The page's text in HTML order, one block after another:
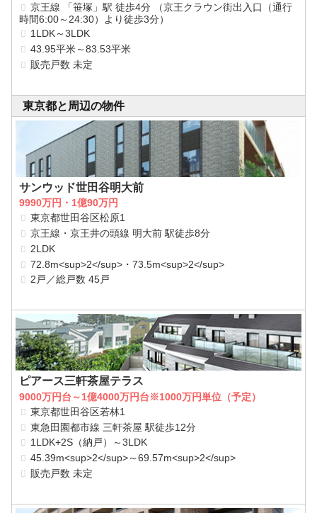
京王線 「笹塚」駅 徒歩4分 （京王クラウン街出入口（通行
時間6:00～24:30）より徒歩3分）
1LDK～3LDK
43.95平米～83.53平米
販売戸数 未定
東京都と周辺の物件
サンウッド世田谷明大前
9990万円・1億90万円
東京都世田谷区松原1
京王線・京王井の頭線 明大前 駅徒歩8分
2LDK
72.8m<sup>2</sup>・73.5m<sup>2</sup>
2戸／総戸数 45戸
ピアース三軒茶屋テラス
9000万円台～1億4000万円台※1000万円単位（予定）
東京都世田谷区若林1
東急田園都市線 三軒茶屋 駅徒歩12分
1LDK+2S（納戸）～3LDK
45.39m<sup>2</sup>～69.57m<sup>2</sup>
販売戸数 未定